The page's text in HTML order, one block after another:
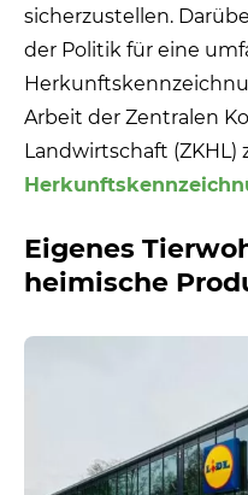
sicherzustellen.
der Politik für eine
Arbeit der Zentralen
Landwirtschaft
Eigenes
heimische